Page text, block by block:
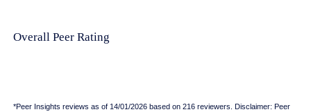
Overall Peer Rating
*Peer Insights reviews as of 14/01/2026 based on 216 reviewers. Disclaimer: Peer